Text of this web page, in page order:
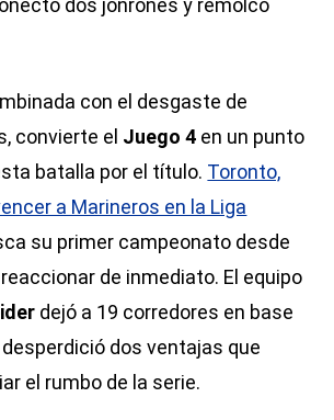
dos jonrones y remolcó
con el desgaste de
convierte el Juego 4 en un punto
batalla por el título. Toronto,
a Marineros en la Liga
su primer campeonato desde
de inmediato. El equipo
dejó a 19 corredores en base
dos ventajas que
el rumbo de la serie.